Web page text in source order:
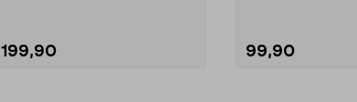
199,90 99,90